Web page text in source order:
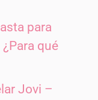
para
qué
Jovi –